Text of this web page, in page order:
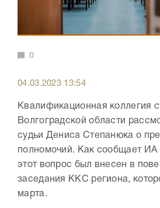
0
04.03.2023 13:54
Квалификационная коллегия
Волгоградской области
судьи Дениса Степанюка о
полномочий. Как сообщает ИА
этот вопрос был внесен в
заседания ККС региона,
марта.